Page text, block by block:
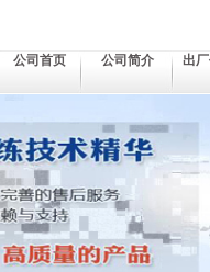
公司首页 公司简介 出